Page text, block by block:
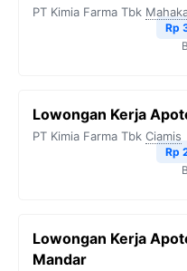
PT Kimia Farma Tbk
Rp
Lowongan Kerja
PT Kimia Farma Tbk Ciamis
Rp
Lowongan Kerja
Mandar